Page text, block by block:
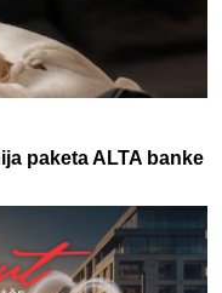
paketa ALTA banke